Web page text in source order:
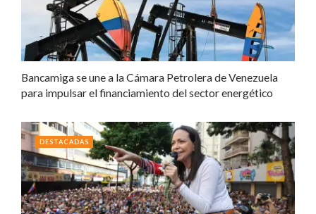
Bancamiga se une a la Cámara Petrolera de Venezuela
para impulsar el financiamiento del sector energético
DESTACADAS